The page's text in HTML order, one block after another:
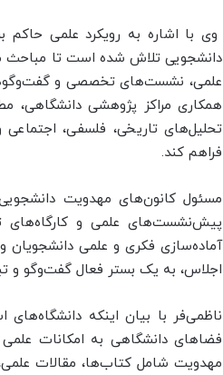
وی با اشاره به رویکرد علمی حاکم
دانشجویی تلاش شده است تا مباحث
علمی، نشست‌های تخصصی و
همکاری مراکز پژوهشی دانشگاهی،
تحلیل‌های تاریخی، فلسفی،
فراهم کند.
مسئول کانون‌های مهدویت دانشجویی
پیش‌نشست‌های علمی و
آماده‌سازی فکری و علمی دانشجویان
اجلاس، به یک بستر فعال گفت‌وگو و
ناظمی‌فر با بیان اینکه
فضاهای دانشگاهی به امکانات
مهدویت شامل کتاب‌ها، مقالات